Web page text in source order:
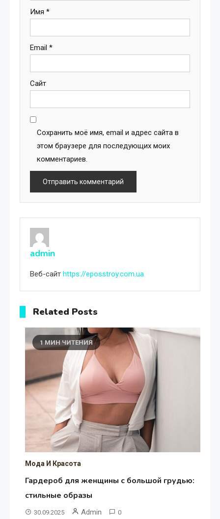
Имя *
Email *
Сайт
Сохранить моё имя, email и адрес сайта в
этом браузере для последующих моих
комментариев.
admin
Веб-сайт https://eposstroy.com.ua
Related Posts
1 МИН ЧИТЕНИЯ
Мода И Красота
Гардероб для женщины с большой грудью:
стильные образы
30.09.2025 Admin 0